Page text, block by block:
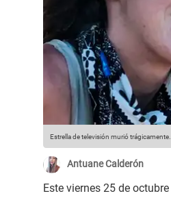
Estrella de televisión murió trágicamente.
Antuane Calderón
Este viernes 25 de octubre